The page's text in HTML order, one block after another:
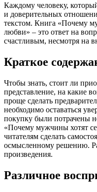
Каждому человеку,
и доверительных
текстом. Книга «Почему
любви» – это ответ на
счастливым, несмотря на
Краткое
Чтобы знать, стоит ли
представление, на какие
проще сделать
необходимо оставаться
покупку были потрачены
«Почему мужчины хотят
читателям сделать
осмысленному решению.
произведения.
Различное